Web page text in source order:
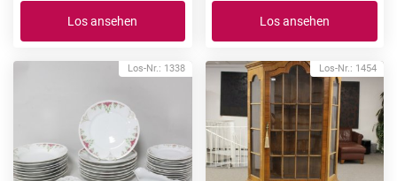
Los ansehen Los ansehen
Los-Nr.: 1338 Los-Nr.: 1454